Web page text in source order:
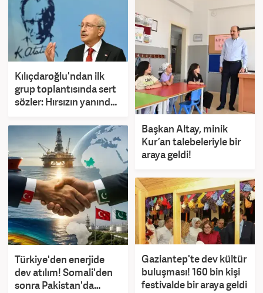
Kılıçdaroğlu'ndan ilk
grup toplantısında sert
sözler: Hırsızın yanında
Başkan Altay, minik
Kur’an talebeleriyle bir
araya geldi!
Türkiye'den enerjide
dev atılım! Somali'den
sonra Pakistan'da
Gaziantep'te dev kültür
buluşması! 160 bin kişi
festivalde bir araya geldi